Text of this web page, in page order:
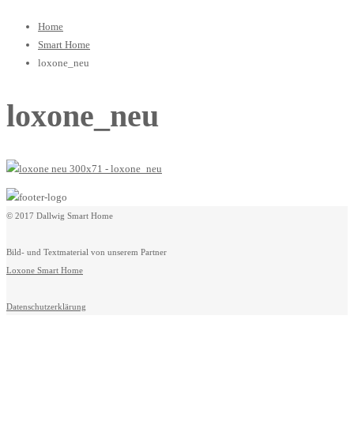
Home
Smart Home
loxone_neu
loxone_neu
© 2017 Dallwig Smart Home
Bild- und Textmaterial von unserem Partner
Loxone Smart Home
Datenschutzerklärung